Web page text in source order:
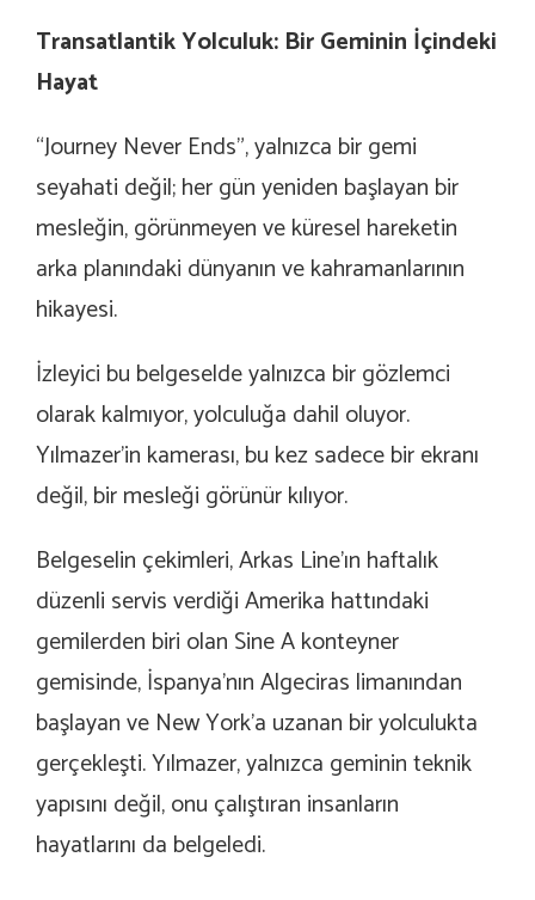
Transatlantik Yolculuk: Bir Geminin İçindeki
Hayat
“Journey Never Ends”, yalnızca bir gemi
seyahati değil; her gün yeniden başlayan bir
mesleğin, görünmeyen ve küresel hareketin
arka planındaki dünyanın ve kahramanlarının
hikayesi.
İzleyici bu belgeselde yalnızca bir gözlemci
olarak kalmıyor, yolculuğa dahil oluyor.
Yılmazer’in kamerası, bu kez sadece bir ekranı
değil, bir mesleği görünür kılıyor.
Belgeselin çekimleri, Arkas Line’ın haftalık
düzenli servis verdiği Amerika hattındaki
gemilerden biri olan Sine A konteyner
gemisinde, İspanya’nın Algeciras limanından
başlayan ve New York’a uzanan bir yolculukta
gerçekleşti. Yılmazer, yalnızca geminin teknik
yapısını değil, onu çalıştıran insanların
hayatlarını da belgeledi.